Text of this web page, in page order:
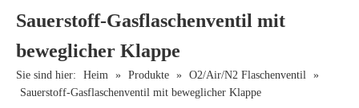
Sauerstoff-Gasflaschenventil mit
beweglicher Klappe
Sie sind hier: Heim » Produkte » O2/Air/N2 Flaschenventil »
Sauerstoff-Gasflaschenventil mit beweglicher Klappe